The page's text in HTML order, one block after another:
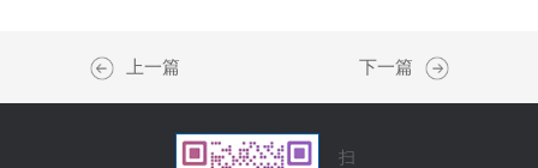
上一篇 下一篇
扫